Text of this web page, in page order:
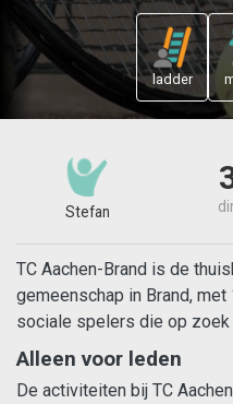
ladder
Stefan
TC Aachen-Brand is de
gemeenschap in Brand,
sociale spelers die op zoek
Alleen voor leden
De activiteiten bij TC